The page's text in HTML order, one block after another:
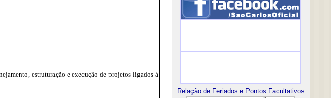
estruturação e execução de projetos ligados à
Relação de Feriados e Pontos Facultativos